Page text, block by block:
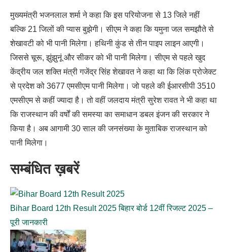
मुख्यमंत्री भजनलाल शर्मा ने कहा कि इस परियोजना से 13 जिले नहीं
बल्कि 21 जिलों की प्यास बुझेगी। सीएम ने कहा कि यमुना जल समझौते से
शेखावटी को भी पानी मिलेगा। हथिनी कुंड से तीन पाइप लाइन आएगी।
जिससे चूरू, झुंझुनूं और सीकर को भी पानी मिलेगा। सीएम से पहले खुद
केंद्रीय जल शक्ति मंत्री गजेंद्र सिंह शेखावत ने कहा था कि लिंक प्रोजेक्ट
से प्रदेश को 3677 एमसीएम पानी मिलेगा। जो पहले की ईआरसीपी 3510
एमसीएम से कहीं ज्यादा है। तो वहीं जलदाय मंत्री सुरेश रावत ने भी कहा था
कि राजस्थान की वर्षों की समस्या का समाधान डबल इंजन की सरकार ने
किया है। अब आगामी 30 साल की जनसंख्या के मुताबिक राजस्थान को
पानी मिलेगा।
सम्बंधित ख़बरें
Bihar Board 12th Result 2025 बिहार बोर्ड 12वीं रिजल्ट 2025 –
पूरी जानकारी